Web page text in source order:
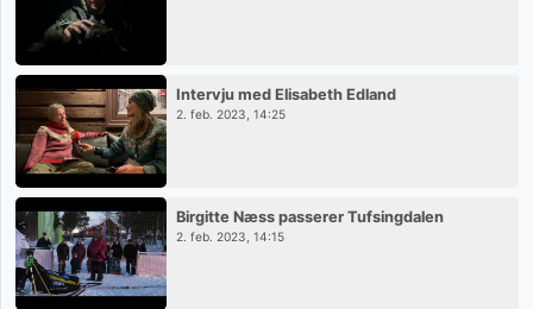
Intervju med Elisabeth Edland
2. feb. 2023, 14:25
Birgitte Næss passerer Tufsingdalen
2. feb. 2023, 14:15